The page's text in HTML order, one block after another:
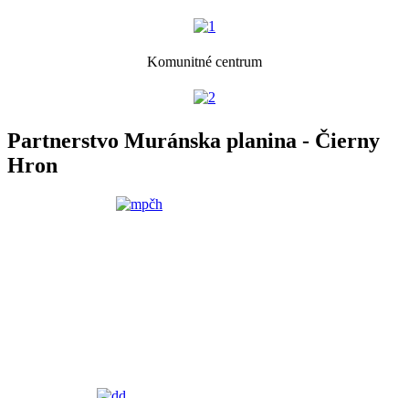
Komunitné centrum
Partnerstvo Muránska planina - Čierny
Hron